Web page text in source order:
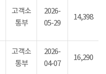
고객소
통부
2026-
05-29
14,398
고객소
통부
2026-
04-07
16,290